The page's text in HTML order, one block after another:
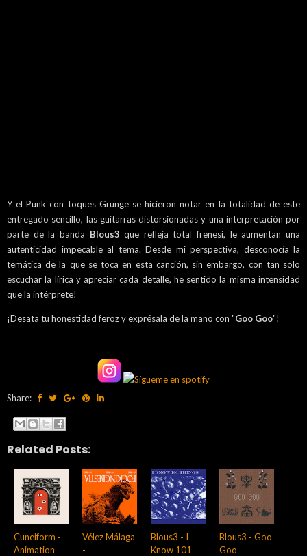
Y el Punk con toques Grunge se hicieron notar en la totalidad de este
entregado sencillo, las guitarras distorsionadas y una interpretación por
parte de la banda Blous3que refleja total frenesí, le aumentan una
autenticidad impecable al tema. Desde mi perspectiva, desconocía la
temática de la que se toca en esta canción, sin embargo, con tan solo
escuchar la lírica y apreciar cada detalle, he sentido la misma intensidad
que la intérprete!
¡Desata tu honestidad feroz y exprésala de la mano con "Goo Goo"!
Share:
Related Posts:
Cuneiform -
Animation
Vélez Málaga
-
Blous3 - I
Know 101
Blous3 - Goo
Goo